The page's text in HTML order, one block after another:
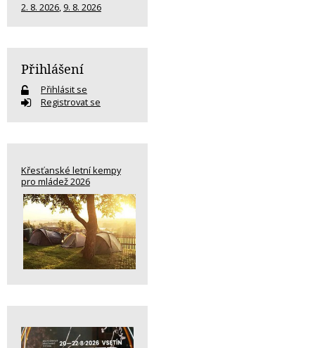
2. 8. 2026, 9. 8. 2026
Přihlášení
Přihlásit se
Registrovat se
Křesťanské letní kempy
pro mládež 2026